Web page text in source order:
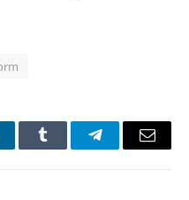
Tumblr TelegramEmail